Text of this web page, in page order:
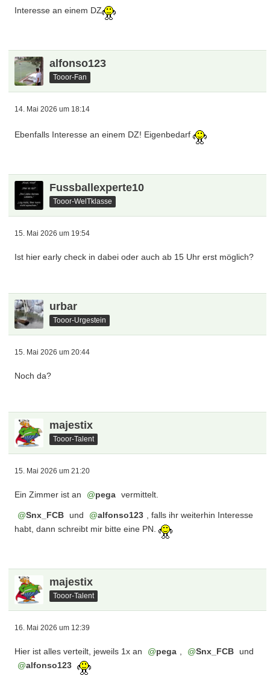
Interesse an einem DZ
alfonso123
Tooor-Fan
14. Mai 2026 um 18:14
Ebenfalls Interesse an einem DZ! Eigenbedarf
Fussballexperte10
Tooor-WelTklasse
15. Mai 2026 um 19:54
Ist hier early check in dabei oder auch ab 15 Uhr erst möglich?
urbar
Tooor-Urgestein
15. Mai 2026 um 20:44
Noch da?
majestix
Tooor-Talent
15. Mai 2026 um 21:20
Ein Zimmer ist an pega vermittelt.
Snx_FCB und alfonso123
, falls ihr weiterhin Interesse
habt, dann schreibt mir bitte eine PN.
majestix
Tooor-Talent
16. Mai 2026 um 12:39
Hier ist alles verteilt, jeweils 1x an pega Snx_FCB
und
alfonso123